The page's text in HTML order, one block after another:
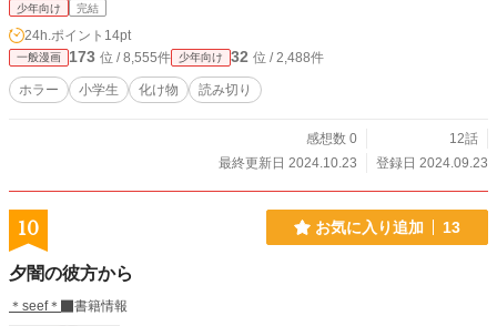
少年向け 完結
24h.ポイント 14pt
一般漫画 173 位 / 8,555件 少年向け 32 位 / 2,488件
ホラー 小学生 化け物 読み切り
感想数 0
12話
最終更新日 2024.10.23
登録日 2024.09.23
10 お気に入り追加 13
夕闇の彼方から
＊seef＊
書籍情報